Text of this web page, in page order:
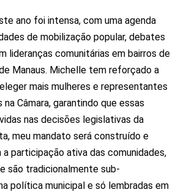
ano foi intensa, com uma agenda
de mobilização popular, debates
lideranças comunitárias em bairros de
Manaus. Michelle tem reforçado a
mais mulheres e representantes
na Câmara, garantindo que essas
nas decisões legislativas da
meu mandato será construído e
participação ativa das comunidades,
são tradicionalmente sub-
política municipal e só lembradas em